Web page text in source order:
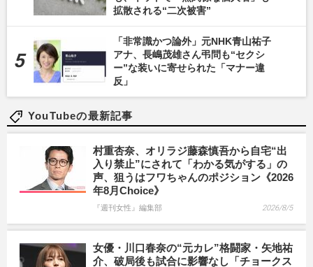
拡散される“二次被害”
「非常識かつ論外」元NHK青山祐子
アナ、長嶋茂雄さん弔問も“セクシ
ー”な装いに寄せられた「マナー違
反」
YouTubeの最新記事
村重杏奈、オリラジ藤森慎吾から自宅“出
入り禁止”にされて「わかる気がする」の
声、狙うはフワちゃんのポジション《2026
年8月Choice》
『週刊女性』編集部 2026/8/5
女優・川口春奈の“元カレ”格闘家・矢地祐
介、破局後も試合に影響なし「チョークス